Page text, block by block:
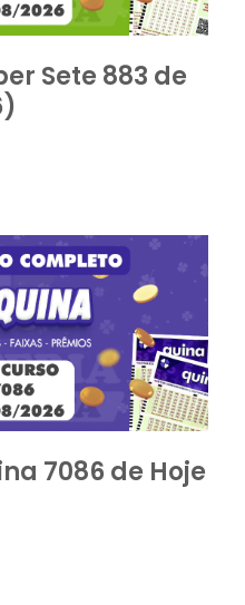
Sete 883 de
7086 de Hoje